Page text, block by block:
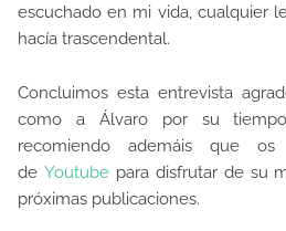
escuchado en mi vida, cualquier
hacía trascendental.
Concluimos esta entrevista
como a Álvaro por su
recomiendo ademáis que
de Youtubepara disfrutar de su
próximas publicaciones.